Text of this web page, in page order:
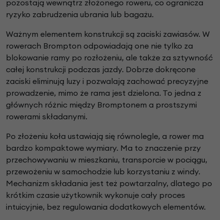
pozostają wewnątrz złożonego roweru, co ogranicza
ryzyko zabrudzenia ubrania lub bagażu.
Ważnym elementem konstrukcji są zaciski zawiasów. W
rowerach Brompton odpowiadają one nie tylko za
blokowanie ramy po rozłożeniu, ale także za sztywność
całej konstrukcji podczas jazdy. Dobrze dokręcone
zaciski eliminują luzy i pozwalają zachować precyzyjne
prowadzenie, mimo że rama jest dzielona. To jedna z
głównych różnic między Bromptonem a prostszymi
rowerami składanymi.
Po złożeniu koła ustawiają się równolegle, a rower ma
bardzo kompaktowe wymiary. Ma to znaczenie przy
przechowywaniu w mieszkaniu, transporcie w pociągu,
przewożeniu w samochodzie lub korzystaniu z windy.
Mechanizm składania jest też powtarzalny, dlatego po
krótkim czasie użytkownik wykonuje cały proces
intuicyjnie, bez regulowania dodatkowych elementów.